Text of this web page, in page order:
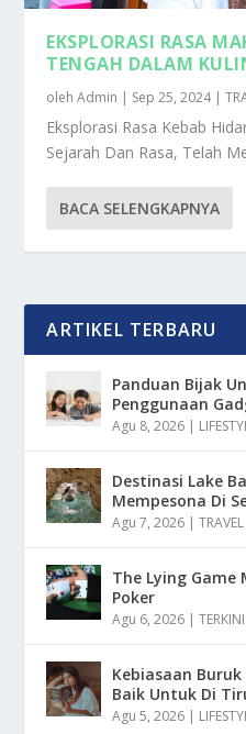
EKSPLORASI RASA
TENGAH DALAM
olehAdmin | Sep 25, 2024|
Eksplorasi Rasa Kebab
Sejarah Dan Rasa, Telah
BACA SELENGKAPNYA
ARTIKEL TERBARU
Panduan Bijak
Penggunaan
Agu 8, 2026 |
Destinasi Lake
Mempesona Di
Agu 7, 2026 |TRAVEL
The Lying Game
Poker
Agu 6, 2026 |TERKINI
Kebiasaan
Baik Untuk Di
Agu 5, 2026 |